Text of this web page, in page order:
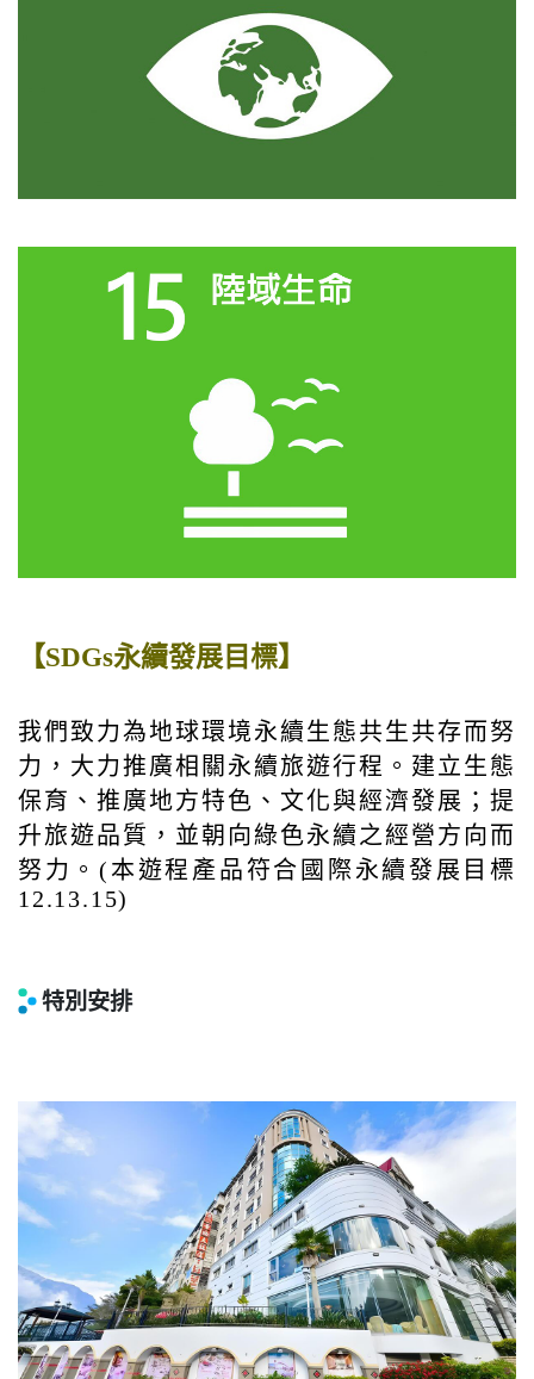
【SDGs永續發展目標】
我們致力為地球環境永續生態共生共存而努
力，大力推廣相關永續旅遊行程。建立生態
保育、推廣地方特色、文化與經濟發展；提
升旅遊品質，並朝向綠色永續之經營方向而
努力。(本遊程產品符合國際永續發展目標
12.13.15)
特別安排